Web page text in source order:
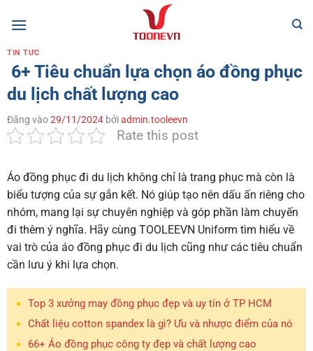
qua
TIN TỨC
6+ Tiêu chuẩn lựa chọn áo đồng phục
du lịch chất lượng cao
Đăng vào29/11/2024 bởiadmin.tooleevn
Rate this post
Áo đồng phục đi du lịch không chỉ là trang phục mà còn là
biểu tượng của sự gắn kết. Nó giúp tạo nên dấu ấn riêng cho
nhóm, mang lại sự chuyên nghiệp và góp phần làm chuyến
đi thêm ý nghĩa. Hãy cùng TOOLEEVN Uniform tìm hiểu về
vai trò của áo đồng phục đi du lịch cũng như các tiêu chuẩn
cần lưu ý khi lựa chọn.
Top 3 xưởng may đồng phục đẹp và uy tín ở TP HCM
Chất liệu cotton spandex là gì? Ưu và nhược điểm của nó
66+ Áo đồng phục công ty đẹp và chất lượng cao